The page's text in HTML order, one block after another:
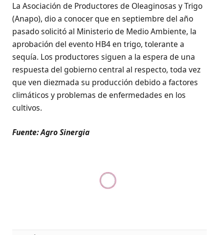
La Asociación de Productores de Oleaginosas y Trigo
(Anapo), dio a conocer que en septiembre del año
pasado solicitó al Ministerio de Medio Ambiente, la
aprobación del evento HB4 en trigo, tolerante a
sequía. Los productores siguen a la espera de una
respuesta del gobierno central al respecto, toda vez
que ven diezmada su producción debido a factores
climáticos y problemas de enfermedades en los
cultivos.
Fuente: Agro Sinergia